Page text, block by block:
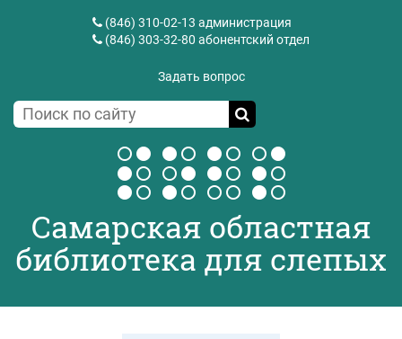
(846) 310-02-13 администрация
(846) 303-32-80 абонентский отдел
Задать вопрос
Самарская областная
библиотека для слепых